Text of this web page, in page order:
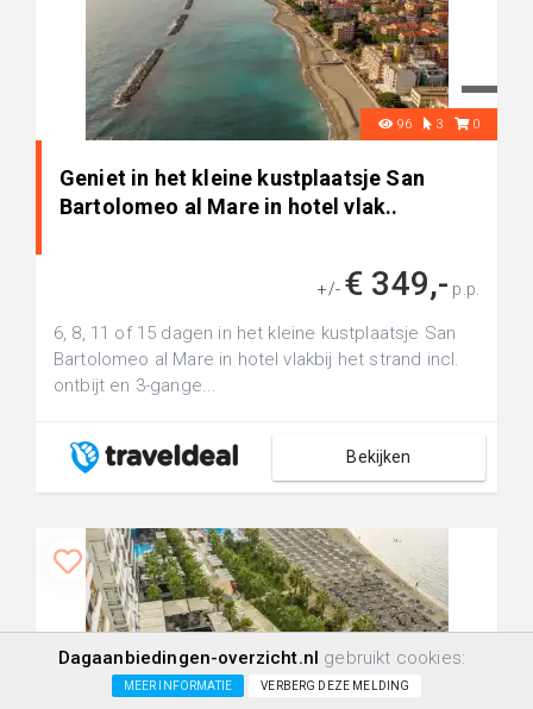
96 3 0
Geniet in het kleine kustplaatsje San
Bartolomeo al Mare in hotel vlak..
+/- € 349,- p.p.
6, 8, 11 of 15 dagen in het kleine kustplaatsje San
Bartolomeo al Mare in hotel vlakbij het strand incl.
ontbijt en 3-gange...
Bekijken
Vliegtuig
Dagaanbiedingen-overzicht.nl gebruikt cookies:
MEER INFORMATIE VERBERG DEZE MELDING